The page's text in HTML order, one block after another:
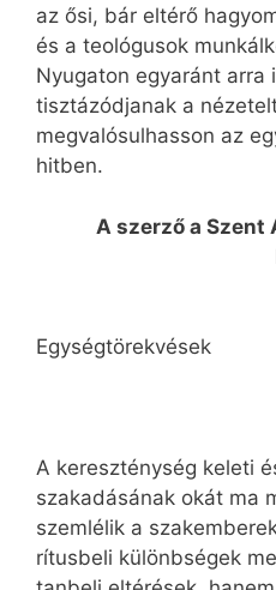
az ősi, bár eltérő
és a teológusok
Nyugaton egyaránt arra
tisztázódjanak a
megvalósulhasson az
hitben.
A szerző a Szent
Egységtörekvések
A kereszténység keleti
szakadásának okát ma
szemlélik a
rítusbeli különbségek